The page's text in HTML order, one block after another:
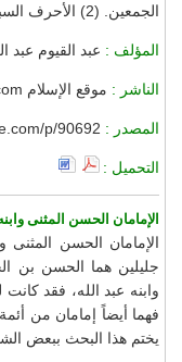
الجمعين. (2) الأحرف السبعة ومراعاتها في الجمعين.
المؤلف : عبد القيوم عبد
الناشر : موقع الإسلام http://www.al-islam.com
المصدر : p/90692
التحميل :
الإمامان الحسن المثنى
الإمامان الحسن
جليلين هما الحسن بن
وابنه عبد الله، فقد
فهما أيضاً إمامان من
يختم هذا البحث ببعض